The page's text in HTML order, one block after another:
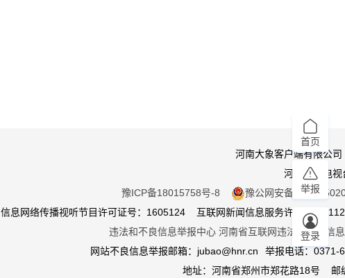
河南大象客户端有限公司
河南广播电视
豫ICP备18015758号-8
豫公网安备
信息网络传播视听节目许可证号：1605124 互联网新闻信息服务许可证：
违法和不良信息举报中心 河南省互联网违法和不良信
网站不良信息举报邮箱：jubao@hnr.cn
举报电话：0371-
地址：河南省郑州市郑花路18号 邮
首页
举报
登录